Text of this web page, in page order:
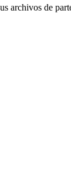
archivos de